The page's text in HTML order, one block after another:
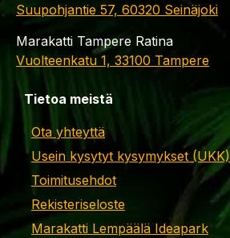
Suupohjantie 57, 60320 Seinäjoki
Marakatti Tampere Ratina
Vuolteenkatu 1, 33100 Tampere
Tietoa meistä
Ota yhteyttä
Usein kysytyt kysymykset (UKK)
Toimitusehdot
Rekisteriseloste
Marakatti Lempäälä Ideapark